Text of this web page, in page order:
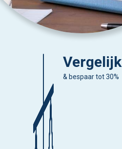
Vergelijk
& bespaar tot 30%